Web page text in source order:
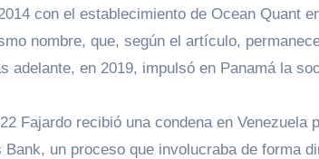
con el establecimiento de Ocean Quant
nombre, que, según el artículo,
adelante, en 2019, impulsó en Panamá la
Fajardo recibió una condena en Venezuela
un proceso que involucraba de forma